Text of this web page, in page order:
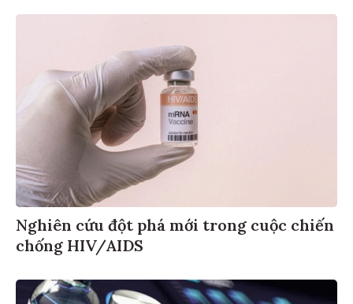
Nghiên cứu đột phá mới trong cuộc chiến
chống HIV/AIDS